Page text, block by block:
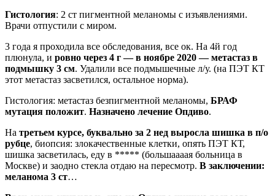
Гистология: 2 ст пигментной меланомы с изъявлениями.
Врачи отпустили с миром.
3 года я проходила все обследования, все ок. На 4й год
плюнула, и ровно через 4 г — в ноябре 2020 — метастаз в
подмышку 3 см. Удалили все подмышечные л/у. (на ПЭТ КТ
этот метастаз засветился, остальное норма).
Гистология: метастаз безпигментной меланомы, БРАФ
мутация положит. Назначено лечение Опдиво.
На третьем курсе, буквально за 2 нед выросла шишка в п/о
рубце, биопсия: злокачественные клетки, опять ПЭТ КТ,
шишка засветилась, еду в ***** (большаааая больница в
Москве) и заодно стекла отдаю на пересмотр. В заключении:
меланома 3 ст…